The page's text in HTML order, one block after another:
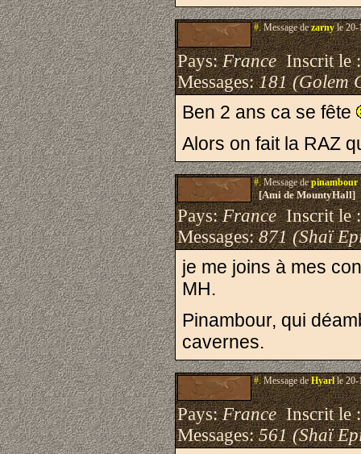
#.Message dezarnyle 20-
Pays:FranceInscrit le
Messages:181 (Golem
Ben 2 ans ca se fête
Alors on fait la RAZ
#.Message depinambour
[Ami de MountyHall]
Pays:FranceInscrit le
Messages:871 (Shaï
je me joins à mes
MH.
Pinambour, qui
cavernes.
#.Message deHyarlle 20-
Pays:FranceInscrit le
Messages:561 (Shaï